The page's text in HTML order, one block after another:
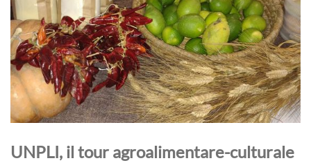
UNPLI, il tour agroalimentare-culturale